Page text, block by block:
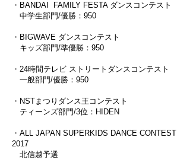
・ BANDAI FAMILY FESTA ダンスコンテスト
中学生部門/優勝：950
・ BIGWAVE ダンスコンテスト
キッズ部門/準優勝：950
・ 24時間テレビ ストリートダンスコンテスト
一般部門/優勝：950
・ NSTまつりダンス王コンテスト
ティーンズ部門/3位：HIDEN
・ ALL JAPAN SUPERKIDS DANCE CONTEST
2017
北信越予選